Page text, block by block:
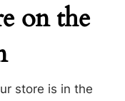
on the
store is in the